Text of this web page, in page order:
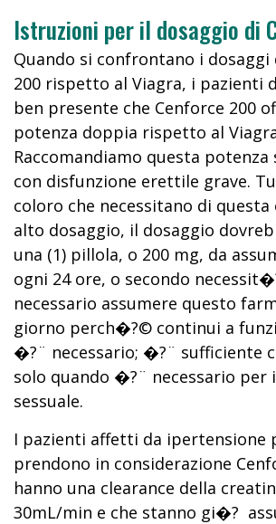
Istruzioni per il dosaggio di
Quando si confrontano i dosaggi
200 rispetto al Viagra, i pazienti
ben presente che Cenforce 200
potenza doppia rispetto al
Raccomandiamo questa
con disfunzione erettile grave.
coloro che necessitano di questa
alto dosaggio, il dosaggio
una (1) pillola, o 200 mg, da
ogni 24 ore, o secondo
necessario assumere questo
giorno perch�?© continui a
�?¨ necessario; �?¨ sufficiente
solo quando �?¨ necessario
sessuale.
I pazienti affetti da ipertensione
prendono in considerazione
hanno una clearance della
30mL/min e che stanno gi�?